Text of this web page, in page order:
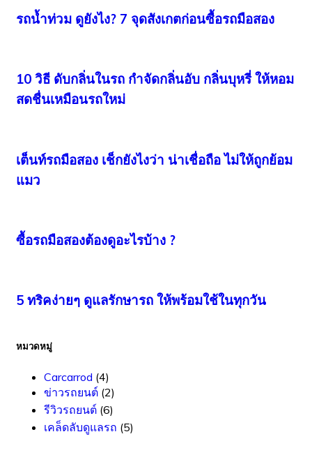
รถน้ำท่วม ดูยังไง? 7 จุดสังเกตก่อนซื้อรถมือสอง
10 วิธี ดับกลิ่นในรถ กำจัดกลิ่นอับ กลิ่นบุหรี่ ให้หอม
สดชื่นเหมือนรถใหม่
เต็นท์รถมือสอง เช็กยังไงว่า น่าเชื่อถือ ไม่ให้ถูกย้อม
แมว
ซื้อรถมือสองต้องดูอะไรบ้าง ?
5 ทริคง่ายๆ ดูแลรักษารถ ให้พร้อมใช้ในทุกวัน
หมวดหมู่
Carcarrod (4)
ข่าวรถยนต์ (2)
รีวิวรถยนต์ (6)
เคล็ดลับดูแลรถ (5)